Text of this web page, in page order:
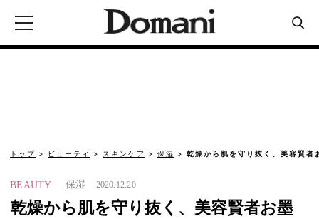
トップ ビューティ スキンケア 保湿 乾燥から肌を守り抜く、美容賢者
BEAUTY 保湿 2020.12.20
乾燥から肌を守り抜く、美容賢者お墨